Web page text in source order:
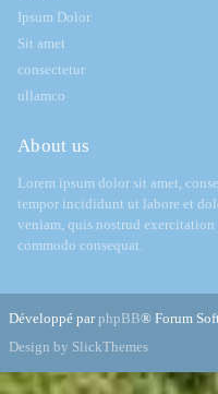
Ipsum Dolor
Sit amet
consectetur
ullamco
About us
Lorem ipsum dolor sit amet,
tempor incididunt ut labore et
veniam, quis nostrud
commodo consequat.
Développé parphpBB® Forum
Design by SlickThemes